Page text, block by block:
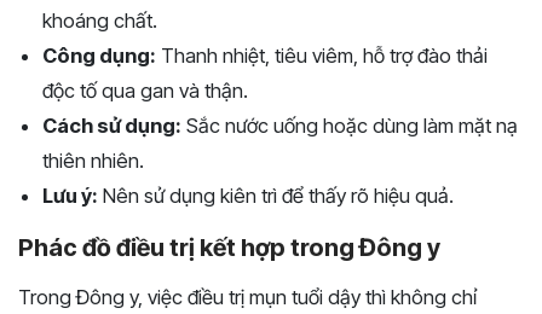
khoáng chất.
Công dụng: Thanh nhiệt, tiêu viêm, hỗ trợ đào thải
độc tố qua gan và thận.
Cách sử dụng: Sắc nước uống hoặc dùng làm mặt nạ
thiên nhiên.
Lưu ý: Nên sử dụng kiên trì để thấy rõ hiệu quả.
Phác đồ điều trị kết hợp trong Đông y
Trong Đông y, việc điều trị mụn tuổi dậy thì không chỉ